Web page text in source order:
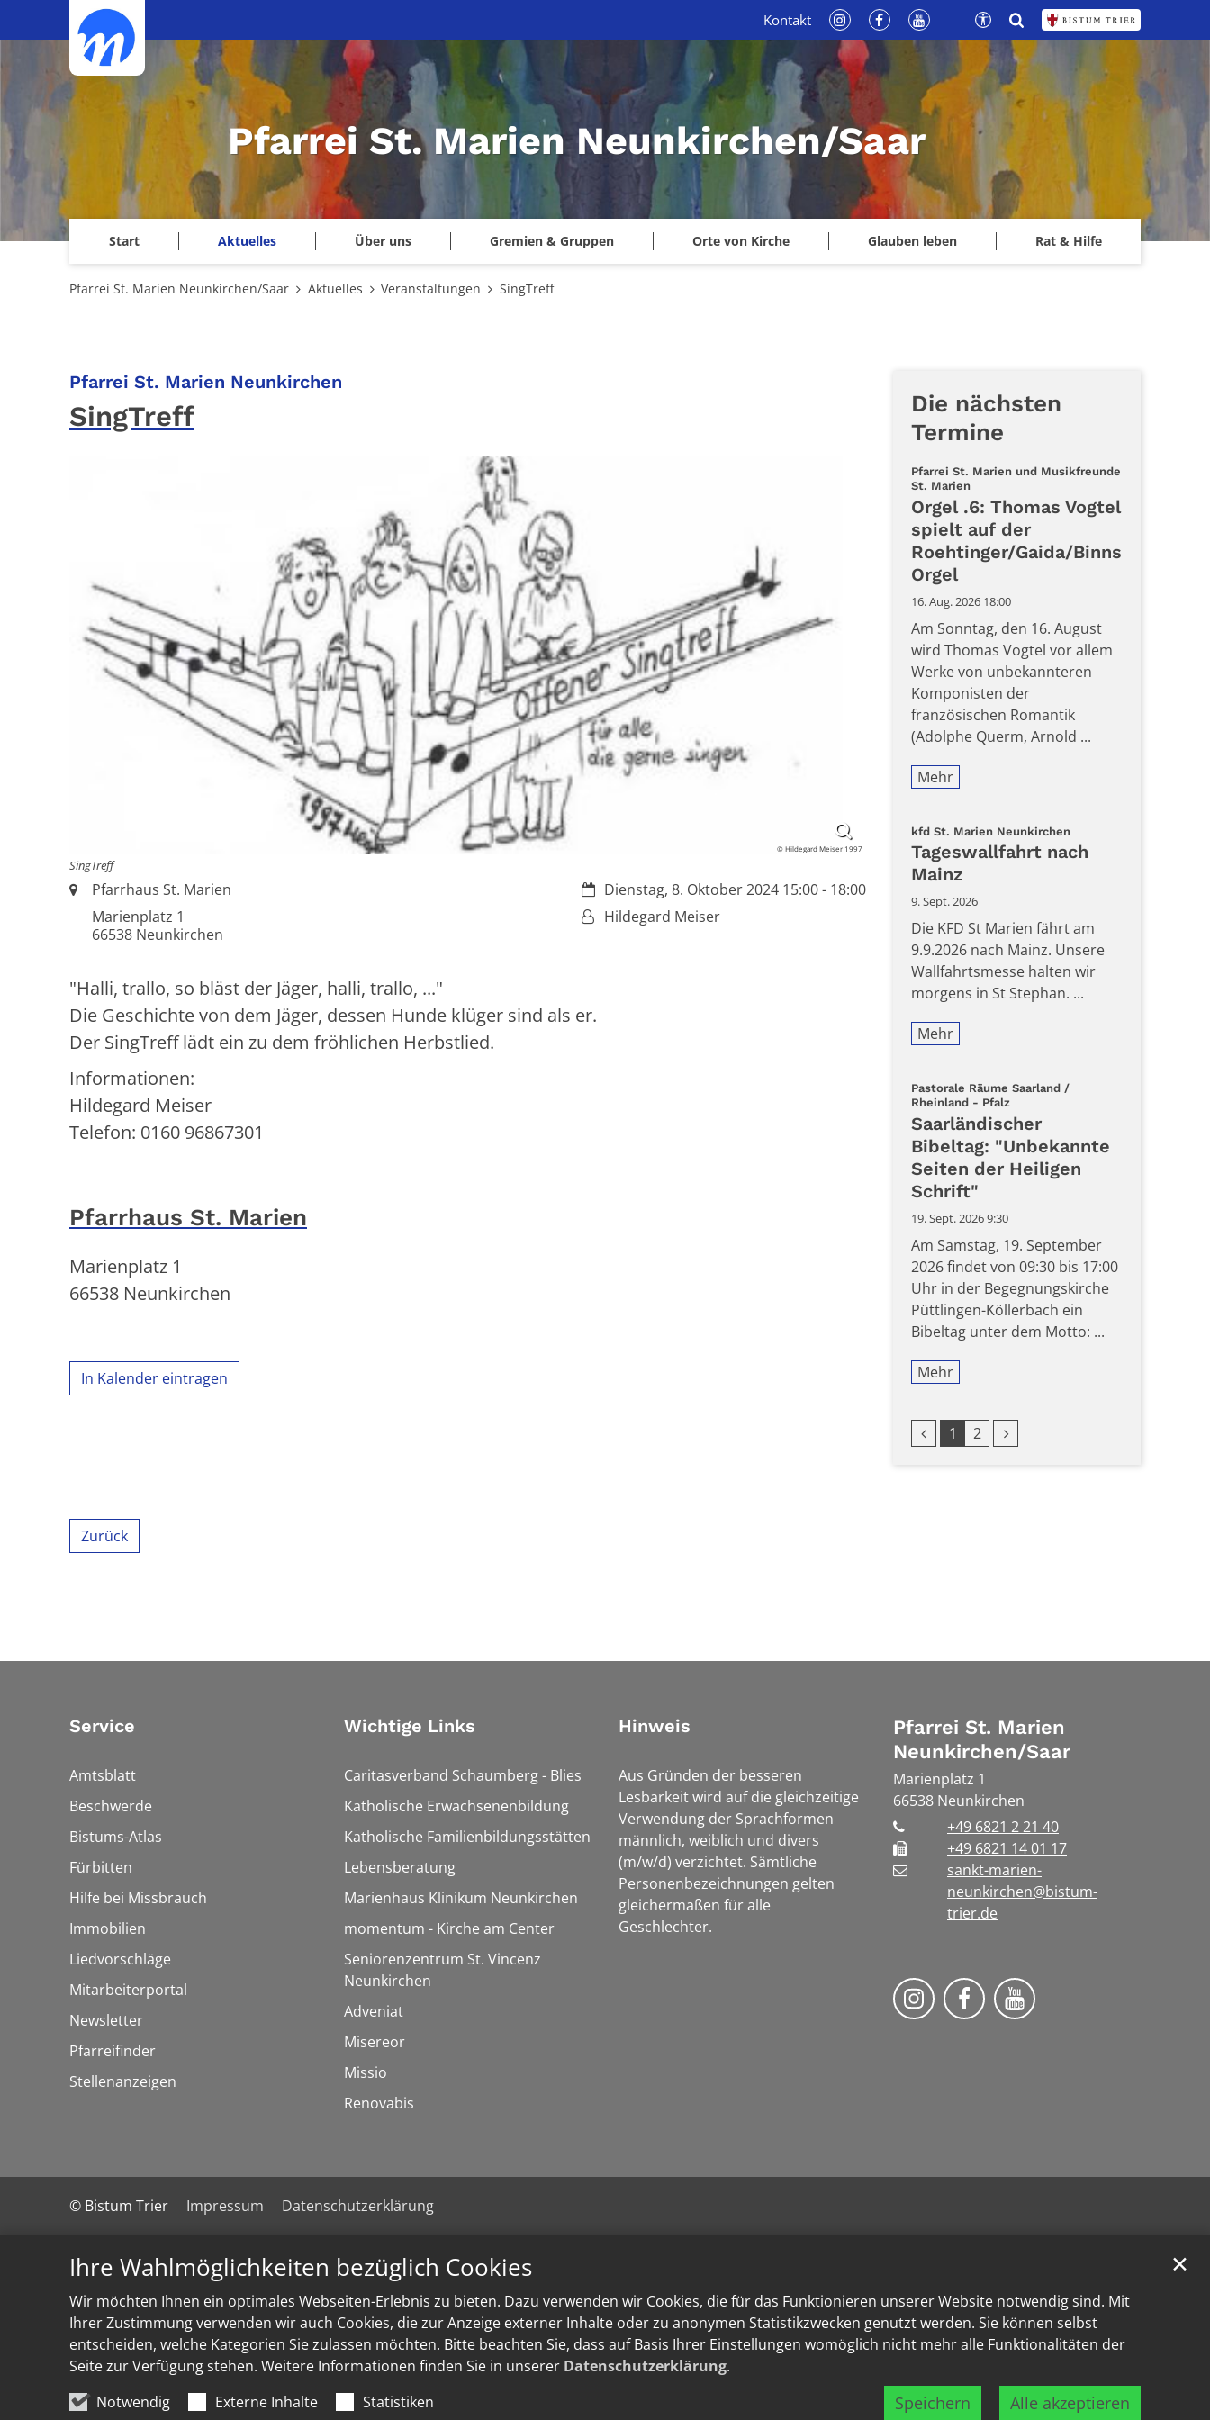
Ihre Wahlmöglichkeiten bezüglich Cookies
Wir möchten Ihnen ein optimales Webseiten-Erlebnis zu bieten. Dazu verwenden wir Cookies, die für das Funktionieren unserer Website notwendig sind. Mit
Ihrer Zustimmung verwenden wir auch Cookies, die zur Anzeige externer Inhalte oder zu anonymen Statistikzwecken genutzt werden. Sie können selbst
entscheiden, welche Kategorien Sie zulassen möchten. Bitte beachten Sie, dass auf Basis Ihrer Einstellungen womöglich nicht mehr alle Funktionalitäten der
Seite zur Verfügung stehen. Weitere Informationen finden Sie in unserer Datenschutzerklärung.
Notwendig
Externe Inhalte Statistiken Speichern Alle akzeptieren
✕
Zum Inhalt springen
Pfarrei St. Marien Neunkirchen/Saar
Start Aktuelles Über uns Gremien & Gruppen Orte von Kirche Glauben leben Rat & Hilfe
Kontakt
Pfarrei St. Marien Neunkirchen/Saar Aktuelles Veranstaltungen SingTreff
Pfarrei St. Marien Neunkirchen
SingTreff
© Hildegard Meiser 1997
SingTreff
Datum:Dienstag, 8. Oktober 2024 15:00 - 18:00
Von:Hildegard Meiser
Ort:Pfarrhaus St. Marien
Marienplatz 1
66538 Neunkirchen
"Halli, trallo, so bläst der Jäger, halli, trallo, ..."
Die Geschichte von dem Jäger, dessen Hunde klüger sind als er.
Der SingTreff lädt ein zu dem fröhlichen Herbstlied.
Informationen:
Hildegard Meiser
Telefon: 0160 96867301
Pfarrhaus St. Marien
Marienplatz 1
66538 Neunkirchen
In Kalender eintragen
Die nächsten
Termine
Pfarrei St. Marien und Musikfreunde
St. Marien:
Orgel .6: Thomas Vogtel
spielt auf der
Roehtinger/Gaida/Binns
Orgel
16. Aug. 2026 18:00
Am Sonntag, den 16. August
wird Thomas Vogtel vor allem
Werke von unbekannteren
Komponisten der
französischen Romantik
(Adolphe Querm, Arnold ...
Mehr
kfd St. Marien Neunkirchen:
Tageswallfahrt nach
Mainz
9. Sept. 2026
Die KFD St Marien fährt am
9.9.2026 nach Mainz. Unsere
Wallfahrtsmesse halten wir
morgens in St Stephan. ...
Mehr
Pastorale Räume Saarland /
Rheinland - Pfalz
Saarländischer
Bibeltag: "Unbekannte
Seiten der Heiligen
Schrift"
19. Sept. 2026 9:30
Am Samstag, 19. September
2026 findet von 09:30 bis 17:00
Uhr in der Begegnungskirche
Püttlingen-Köllerbach ein
Bibeltag unter dem Motto: ...
Mehr
Vorherige Seite
1 2 Nächste Seite
Zurück
Service
Amtsblatt
Beschwerde
Bistums-Atlas
Fürbitten
Hilfe bei Missbrauch
Immobilien
Liedvorschläge
Mitarbeiterportal
Newsletter
Pfarreifinder
Stellenanzeigen
Wichtige Links
Caritasverband Schaumberg - Blies
Katholische Erwachsenenbildung
Katholische Familienbildungsstätten
Lebensberatung
Marienhaus Klinikum Neunkirchen
momentum - Kirche am Center
Seniorenzentrum St. Vincenz
Neunkirchen
Adveniat
Misereor
Missio
Renovabis
Hinweis
Aus Gründen der besseren
Lesbarkeit wird auf die gleichzeitige
Verwendung der Sprachformen
männlich, weiblich und divers
(m/w/d) verzichtet. Sämtliche
Personenbezeichnungen gelten
gleichermaßen für alle
Geschlechter.
Pfarrei St. Marien
Neunkirchen/Saar
Marienplatz 1
66538 Neunkirchen
+49 6821 2 21 40
+49 6821 14 01 17
sankt-marien-
neunkirchen@bistum-
trier.de
Bistum Trier auf Instragram
Die Pfarrei auf Facebook
Die Pfarrei auf
© Bistum Trier Impressum Datenschutzerklärung